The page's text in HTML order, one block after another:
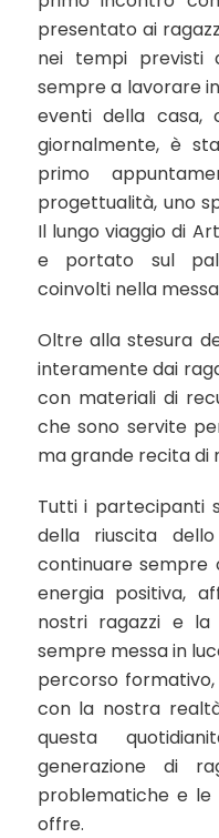
presentato ai
nei tempi previsti
sempre a lavorare
eventi della casa,
giornalmente, è
primo
progettualità, uno
Il lungo viaggio di
e portato sul
coinvolti nella
Oltre alla stesura
interamente dai
con materiali di
che sono servite
ma grande recita di
Tutti i partecipanti
della riuscita
continuare sempre
energia positiva,
nostri ragazzi e la
sempre messa in
percorso
con la nostra
questa
generazione di
problematiche e
offre.